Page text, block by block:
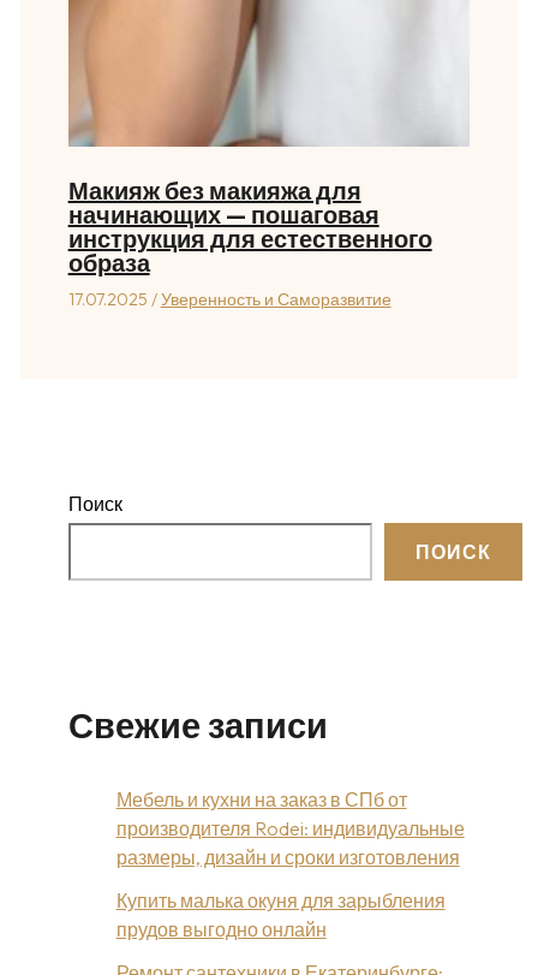
Макияж без макияжа для
начинающих — пошаговая
инструкция для естественного
образа
17.07.2025 /Уверенность и Саморазвитие
Поиск
ПОИСК
Свежие записи
Мебель и кухни на заказ в СПб от
производителя Rodei: индивидуальные
размеры, дизайн и сроки изготовления
Купить малька окуня для зарыбления
прудов выгодно онлайн